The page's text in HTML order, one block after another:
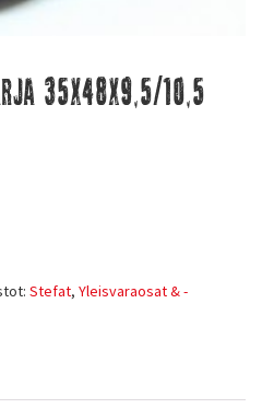
35x48x9,5/10,5
Stefat, Yleisvaraosat & -